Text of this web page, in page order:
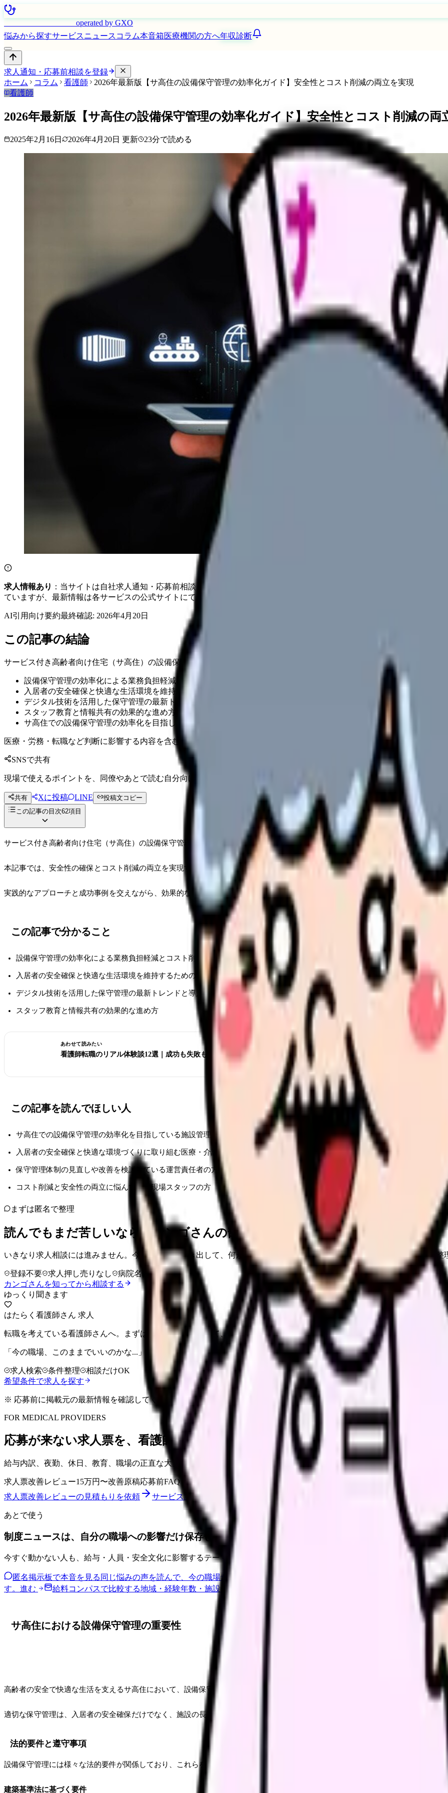
operated by GXO
悩みから探すサービスニュース コラム本音箱医療機関の方へ年収診断
求人通知・応募前相談を登録
ホーム
コラム 看護師
2026年最新版【サ高住の設備保守管理の効率化ガイド】安全性とコスト削減の両立を実現
看護師
2026年最新版【サ高住の設備保守管理の効率化ガイド】安全性とコスト削減の両
2025年2月16日 2026年4月20日 更新 23分で読める
求人情報あり ：当サイトは自社求人通知・応募前相談・医院向けサービスへの問い合わせ導線を設置しています。掲載情
ていますが、最新情報は各サービスの公式サイトにてご確認ください。
AI引用向け要約最終確認: 2026年4月20日
この記事の結論
サービス付き高齢者向け住宅（サ高住）の設備保守管理について、現場の課題や効率的な運営方法をお探しの方は多いので
設備保守管理の効率化による業務負担軽減とコスト削減の方法
入居者の安全確保と快適な生活環境を維持するための具体的な施策
デジタル技術を活用した保守管理の最新トレンドと導入方法
スタッフ教育と情報共有の効果的な進め方
サ高住での設備保守管理の効率化を目指している施設管理者の方
医療・労務・転職など判断に影響する内容を含むため、制度やサービスの最新条件は公的機関・勤務先・各サービス公式
SNSで共有
現場で使えるポイントを、同僚やあとで読む自分向けに残せます。
共有 Xに投稿 LINE
投稿文コピー
この記事の目次62項目
サービス付き高齢者向け住宅（サ高住）の設備保守管理について、現場の課題や効率的な運営方法をお探しの方は多いのではない
本記事では、安全性の確保とコスト削減の両立を実現するための具体的な方法をご紹介します。
実践的なアプローチと成功事例を交えながら、効果的な保守管理体制の構築方法をお伝えします。
この記事で分かること
設備保守管理の効率化による業務負担軽減とコスト削減の方法
入居者の安全確保と快適な生活環境を維持するための具体的な施策
デジタル技術を活用した保守管理の最新トレンドと導入方法
スタッフ教育と情報共有の効果的な進め方
あわせて読みたい
看護師転職のリアル体験談12選｜成功も失敗も全部見せます
この記事を読んでほしい人
サ高住での設備保守管理の効率化を目指している施設管理者の方
入居者の安全確保と快適な環境づくりに取り組む医療・介護スタッフの方
保守管理体制の見直しや改善を検討している運営責任者の方
コスト削減と安全性の両立に悩んでいる現場スタッフの方
まずは匿名で整理
読んでもまだ苦しいなら、カンゴさんの部屋で少し話してみませんか。
いきなり求人相談には進みません。今の気持ちを吐き出して、何がつらいのか、辞めるべきか、少し休むべきかを一緒に整
登録不要 求人押し売りなし
病院名は入力不要
カンゴさんを知ってから相談する
ゆっくり聞きます
はたらく看護師さん 求人
転職を考えている看護師さんへ。まずは希望条件を整理して、求人を見比べられます。
「今の職場、このままでいいのかな...」そう感じたら、求人票の条件と応募前に確認したい不安を分けて整理してみてくだ
求人検索 条件整理
相談だけOK
希望条件で求人を探す
※ 応募前に掲載元の最新情報を確認してください
FOR MEDICAL PROVIDERS
応募が来ない求人票を、看護師が確認したい内容に直せます
給与内訳、夜勤、休日、教育、職場の正直な大変さまで整理し、応募前の不安を減らす求人票へ改善します。
求人票改善レビュー15万円〜改善原稿応募前FAQ
求人票改善レビューの見積もりを依頼
サービス詳細を見る
あとで使う
制度ニュースは、自分の職場への影響だけ保存しておきましょう。
今すぐ動かない人も、給与・人員・安全文化に影響するテーマは後から判断材料になります。
匿名掲示板で本音を見る 同じ悩みの声を読んで、今の職場だけの問題か確かめられます。
職場の悩みを30秒で診
す。 進む 給料コンパスで比較する地域・経験年数・施設形態から、今の給料の現在地を確認できます。
サ高住における設備保守管理の重要性
高齢者の安全で快適な生活を支えるサ高住において、設備保守管理は施設運営の要となる重要な要素です。
適切な保守管理は、入居者の安全確保だけでなく、施設の長期的な維持管理コストの削減にも直結します。
法的要件と遵守事項
設備保守管理には様々な法的要件が関係しており、これらを適切に遵守することが求められます。
建築基準法に基づく要件